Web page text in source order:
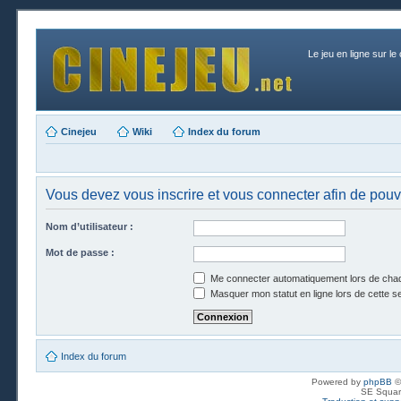
Le jeu en ligne sur le
Cinejeu Wiki Index du forum
Vous devez vous inscrire et vous connecter afin de
Nom d’utilisateur :
Mot de passe :
Me connecter automatiquement lors de
Masquer mon statut en ligne lors de cette
Index du forum
Powered by phpBB
SE